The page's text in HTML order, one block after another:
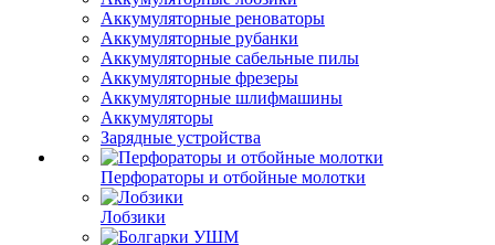
Аккумуляторные реноваторы
Аккумуляторные рубанки
Аккумуляторные сабельные пилы
Аккумуляторные фрезеры
Аккумуляторные шлифмашины
Аккумуляторы
Зарядные устройства
Перфораторы и отбойные молотки
Лобзики